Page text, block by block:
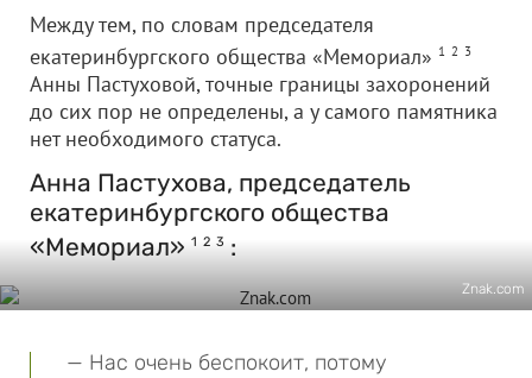
Между тем, по словам председателя
екатеринбургского общества «Мемориал» 1 2 3
Анны Пастуховой, точные границы захоронений
до сих пор не определены, а у самого памятника
нет необходимого статуса.
Анна Пастухова, председатель
екатеринбургского общества
«Мемориал»1 2 3:
Znak.com
— Нас очень беспокоит, потому